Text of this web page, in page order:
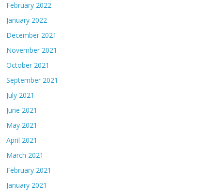
February 2022
January 2022
December 2021
November 2021
October 2021
September 2021
July 2021
June 2021
May 2021
April 2021
March 2021
February 2021
January 2021